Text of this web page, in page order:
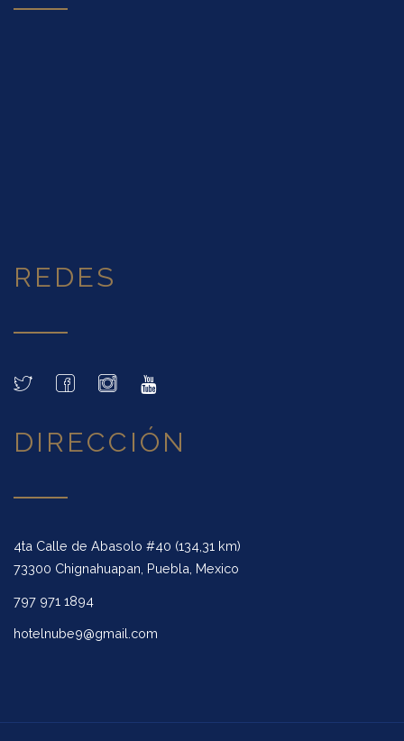
REDES
DIRECCIÓN
4ta Calle de Abasolo #40 (134,31 km)
73300 Chignahuapan, Puebla, Mexico
797 971 1894
hotelnube9@gmail.com